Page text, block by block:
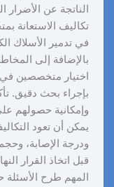
الناتجة عن
تكاليف
في تدمير الأسلاك
بالإضافة إلى
اختيار متخصصين
بإجراء بحث دقيق.
وإمكانية حصولهم
يمكن أن تعود
ودرجة الإصابة،
قبل اتخاذ القرار
المهم طرح